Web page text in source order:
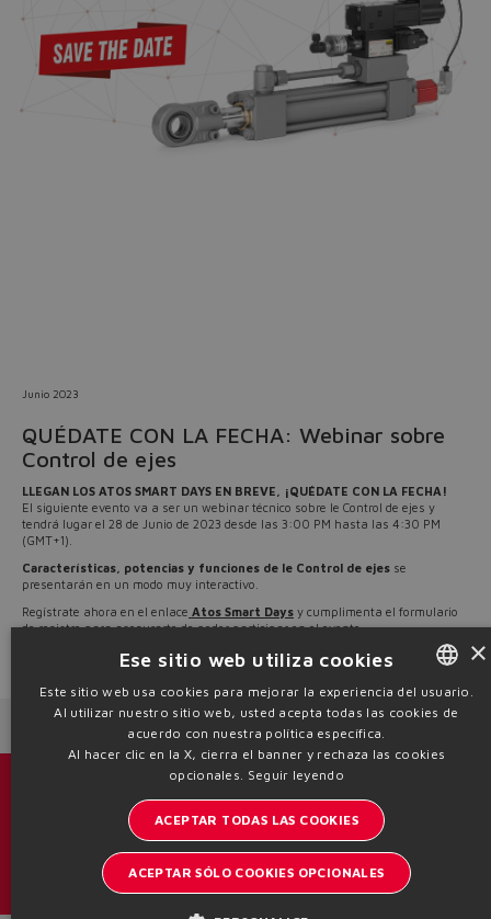
Do you want to leave the
Junio 2023
QUÉDATE CON LA FECHA: Webinar sobre
Control de ejes
LLEGAN LOS ATOS SMART DAYS EN BREVE, ¡QUÉDATE CON LA FECHA!
El siguiente evento va a ser un webinar técnico sobre le Control de ejes y
tendrá lugar el 28 de Junio de 2023 desde las 3:00 PM hasta las 4:30 PM
(GMT+1).
Características, potencias y funciones de le Control de ejes se
presentarán en un modo muy interactivo.
Regístrate ahora en el enlace Atos Smart Days y cumplimenta el formulario
de registro para asegurarte de poder participar en el evento.
Source: NW23-69
Manténgase informado del mundo Atos
Inscription à la newsletter
ENGLISH
ITALIAN
×
Ese sitio web utiliza cookies
Este sitio web usa cookies para mejorar la experiencia del usuario.
Al utilizar nuestro sitio web, usted acepta todas las cookies de
acuerdo con nuestra política específica.
Al hacer clic en la X, cierra el banner y rechaza las cookies
opcionales. Seguir leyendo
ACEPTAR TODAS LAS COOKIES
ACEPTAR SÓLO COOKIES OPCIONALES